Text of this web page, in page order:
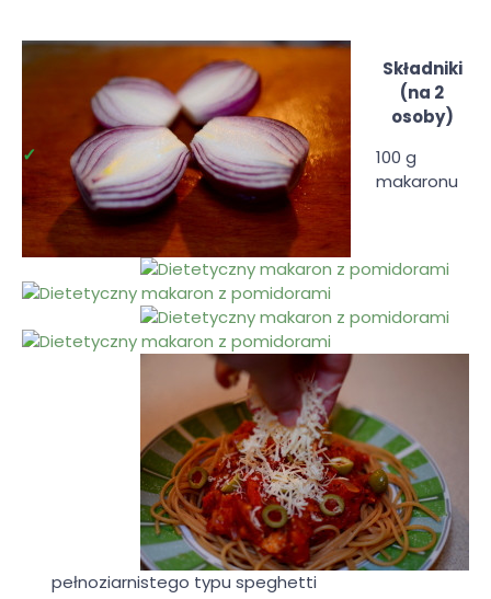
Składniki
(na 2
osoby)
100 g
makaronu
pełnoziarnistego typu speghetti